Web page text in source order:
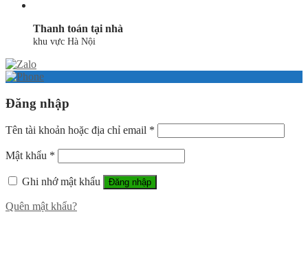
Thanh toán tại nhà
khu vực Hà Nội
Đăng nhập
Tên tài khoản hoặc địa chỉ email *
Mật khẩu *
Ghi nhớ mật khẩu Đăng nhập
Quên mật khẩu?